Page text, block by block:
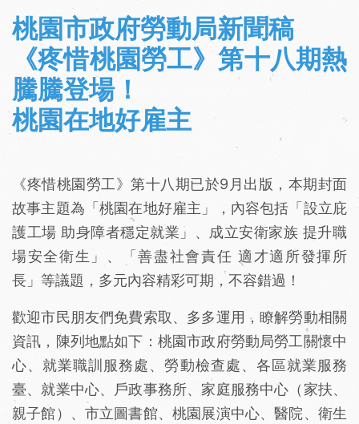
桃園市政府勞動局新聞稿
《疼惜桃園勞工》第十八期熱
騰騰登場！
桃園在地好雇主
《疼惜桃園勞工》第十八期已於9月出版，本期封面
故事主題為「桃園在地好雇主」，內容包括「設立庇
護工場 助身障者穩定就業」、成立安衛家族 提升職
場安全衛生」、「善盡社會責任 適才適所發揮所
長」等議題，多元內容精彩可期，不容錯過！
歡迎市民朋友們免費索取、多多運用，瞭解勞動相關
資訊，陳列地點如下：桃園市政府勞動局勞工關懷中
心、就業職訓服務處、勞動檢查處、各區就業服務
臺、就業中心、戶政事務所、家庭服務中心（家扶、
親子館）、市立圖書館、桃園展演中心、醫院、衛生